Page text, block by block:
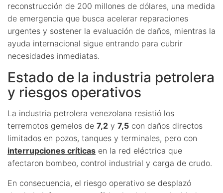
reconstrucción de 200 millones de dólares, una medida
de emergencia que busca acelerar reparaciones
urgentes y sostener la evaluación de daños, mientras la
ayuda internacional sigue entrando para cubrir
necesidades inmediatas.
Estado de la industria petrolera
y riesgos operativos
La industria petrolera venezolana resistió los
terremotos gemelos de 7,2 y 7,5 con daños directos
limitados en pozos, tanques y terminales, pero con
interrupciones críticas en la red eléctrica que
afectaron bombeo, control industrial y carga de crudo.
En consecuencia, el riesgo operativo se desplazó